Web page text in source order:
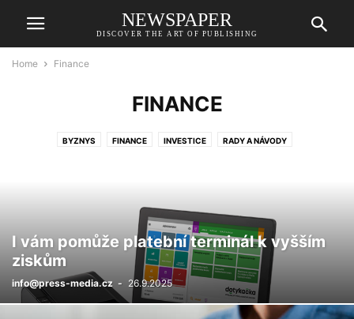
NEWSPAPER
DISCOVER THE ART OF PUBLISHING
Home Finance
FINANCE
BYZNYS FINANCE INVESTICE RADY A NÁVODY
I vám pomůže platební terminál k vyšším
ziskům
info@press-media.cz - 26.9.2025